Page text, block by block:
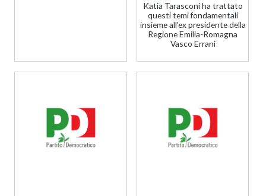
Katia Tarasconi ha trattato
questi temi fondamentali
insieme all'ex presidente della
Regione Emilia-Romagna
Vasco Errani